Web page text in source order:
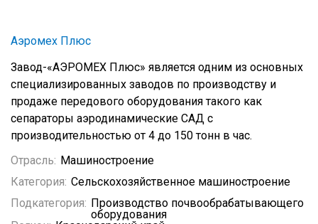
Аэромех Плюс
Завод-«АЭРОМЕХ Плюс» является одним из основных
специализированных заводов по производству и
продаже передового оборудования такого как
сепараторы аэродинамические САД с
производительностью от 4 до 150 тонн в час.
Отрасль: Машиностроение
Категория: Сельскохозяйственное машиностроение
Подкатегория: Производство почвообрабатывающего
оборудования